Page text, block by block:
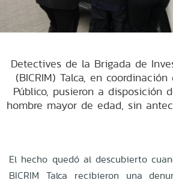
Detectives de la Brigada de
(BICRIM) Talca, en
Público, pusieron a disposición
hombre mayor de edad, sin
El hecho quedó al descubierto
BICRIM Talca recibieron una